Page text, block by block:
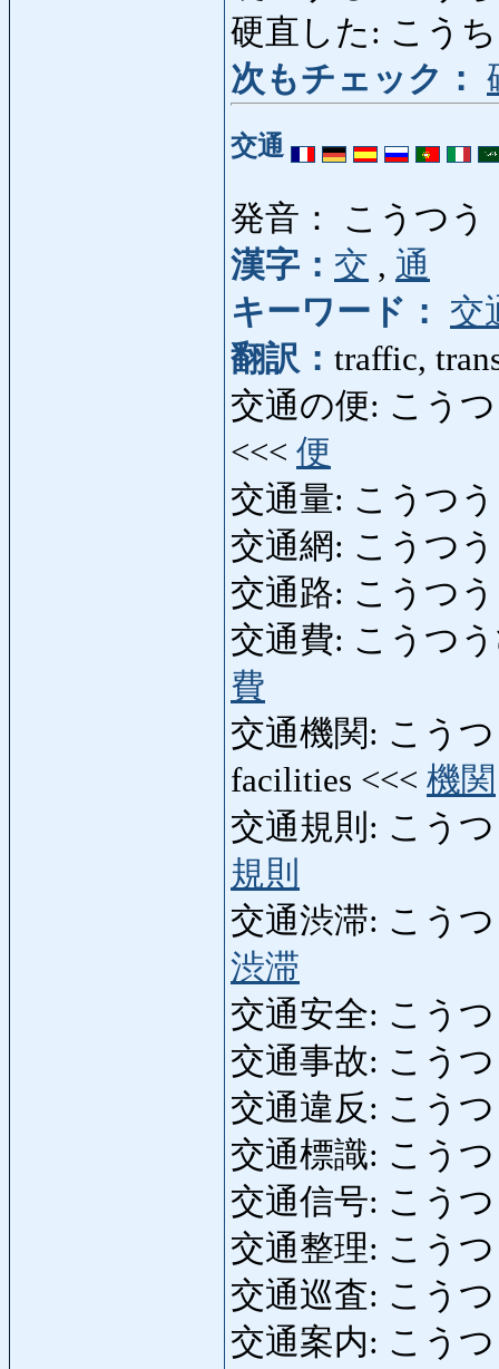
硬直した: こう
次もチェック：
交通
発音： こうつう
漢字： 交 , 通
キーワード：
交
翻訳： traffic,
交通の便: こう
<<< 便
交通量: こうつ
交通網: こうつ
交通路: こうつ
交通費: こうつう
費
交通機関: こうつ
facilities <<< 機関
交通規則: こう
規則
交通渋滞: こう
渋滞
交通安全: こう
交通事故: こう
交通違反: こう
交通標識: こう
交通信号: こう
交通整理: こう
交通巡査: こう
交通案内: こう